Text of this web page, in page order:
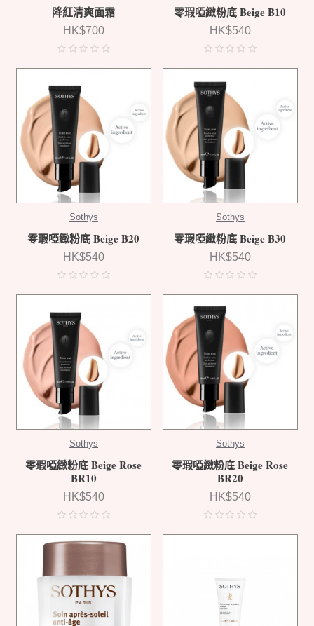
降紅清爽面霜
HK$700
零瑕啞緻粉底 Beige B10
HK$540
Sothys
零瑕啞緻粉底 Beige B20
HK$540
Sothys
零瑕啞緻粉底 Beige B30
HK$540
Sothys
零瑕啞緻粉底 Beige Rose
BR10
HK$540
Sothys
零瑕啞緻粉底 Beige Rose
BR20
HK$540